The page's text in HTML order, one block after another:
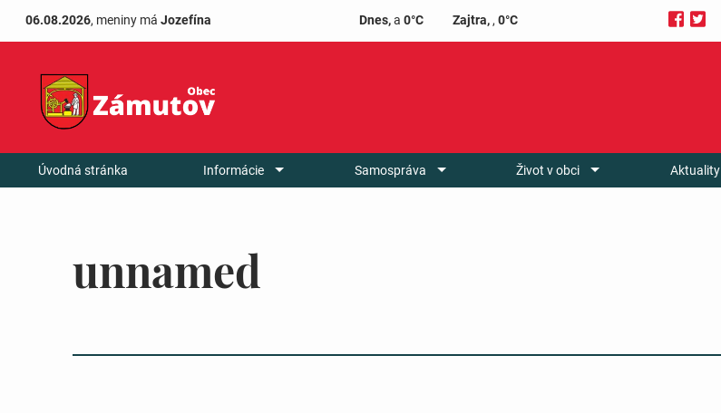
06.08.2026, meniny má Jozefína Dnes, a 0°C Zajtra,,0°C
Úvodná stránka Informácie Samospráva Život v obci Aktuality
unnamed